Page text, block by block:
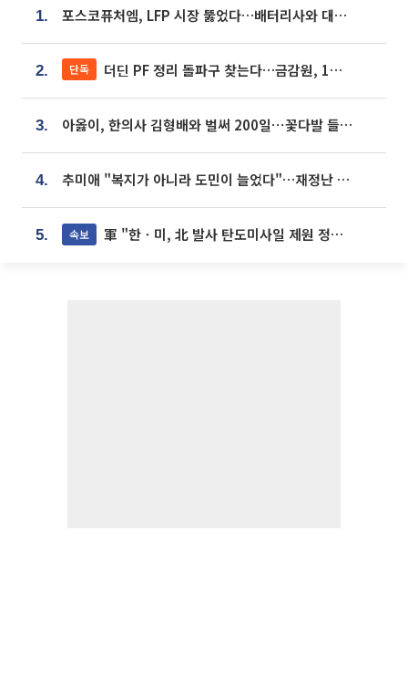
1. 포스코퓨처엠, LFP 시장 뚫었다…배터리사와 대규모 장기 공급 합의
2. 단독 더딘 PF 정리 돌파구 찾는다…금감원, 1년 반 만에 매각설명회 재개
3. 아옳이, 한의사 김형배와 벌써 200일⋯꽃다발 들고 "프러포즈 아냐"
4. 추미애 "복지가 아니라 도민이 늘었다"…재정난 책임론 정면돌파
5. 속보 軍 "한ㆍ미, 北 발사 탄도미사일 제원 정밀분석 중"